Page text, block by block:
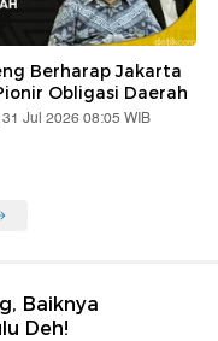
Berharap Jakarta
Obligasi Daerah
Jul 2026 08:05 WIB
Baiknya
Deh!